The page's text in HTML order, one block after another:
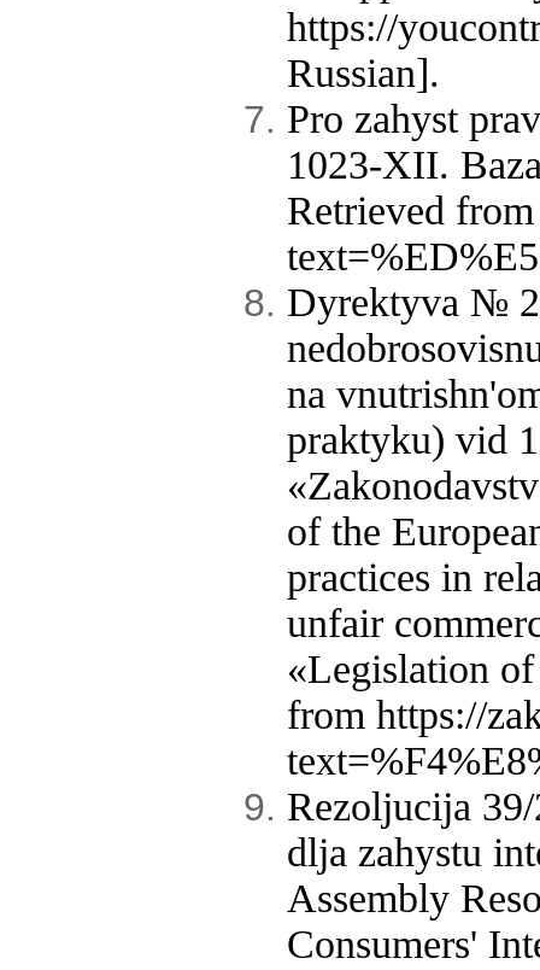
https://
Russian].
Pro zahyst
1023-XII.
Retrieved
Dyrektyva №
na
praktyku) vid
of the
practices in
unfair
«Legislation
from https://
Rezoljucija
dlja zahystu
Assembly
Consumers'